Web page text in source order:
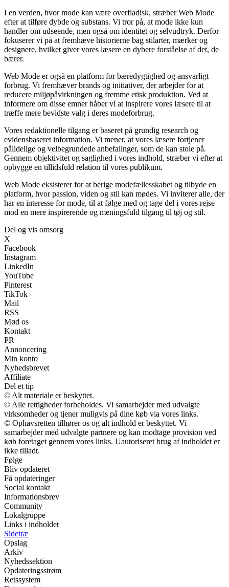
I en verden, hvor mode kan være overfladisk, stræber Web Mode
efter at tilføre dybde og substans. Vi tror på, at mode ikke kun
handler om udseende, men også om identitet og selvudtryk. Derfor
fokuserer vi på at fremhæve historierne bag stilarter, mærker og
designere, hvilket giver vores læsere en dybere forståelse af det, de
bærer.
Web Mode er også en platform for bæredygtighed og ansvarligt
forbrug. Vi fremhæver brands og initiativer, der arbejder for at
reducere miljøpåvirkningen og fremme etisk produktion. Ved at
informere om disse emner håber vi at inspirere vores læsere til at
træffe mere bevidste valg i deres modeforbrug.
Vores redaktionelle tilgang er baseret på grundig research og
evidensbaseret information. Vi mener, at vores læsere fortjener
pålidelige og velbegrundede anbefalinger, som de kan stole på.
Gennem objektivitet og saglighed i vores indhold, stræber vi efter at
opbygge en tillidsfuld relation til vores publikum.
Web Mode eksisterer for at berige modefællesskabet og tilbyde en
platform, hvor passion, viden og stil kan mødes. Vi inviterer alle, der
har en interesse for mode, til at følge med og tage del i vores rejse
mod en mere inspirerende og meningsfuld tilgang til tøj og stil.
Del og vis omsorg
X
Facebook
Instagram
LinkedIn
YouTube
Pinterest
TikTok
Mail
RSS
Mød os
Kontakt
PR
Annoncering
Min konto
Nyhedsbrevet
Affiliate
Del et tip
© Alt materiale er beskyttet.
© Alle rettigheder forbeholdes. Vi samarbejder med udvalgte
virksomheder og tjener muligvis på dine køb via vores links.
© Ophavsretten tilhører os og alt indhold er beskyttet. Vi
samarbejder med udvalgte partnere og kan modtage provision ved
køb foretaget gennem vores links. Uautoriseret brug af indholdet er
ikke tilladt.
Følge
Bliv opdateret
Få opdateringer
Social kontakt
Informationsbrev
Community
Lokalgruppe
Links i indholdet
Sidetræ
Opslag
Arkiv
Nyhedssektion
Opdateringsstrøm
Retssystem